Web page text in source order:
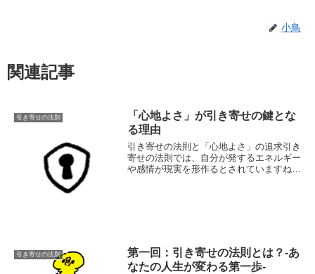
小鳥
関連記事
引き寄せの法則
「心地よさ」が引き寄せの鍵とな
る理由
引き寄せの法則と「心地よさ」の追求引き
寄せの法則では、自分が発するエネルギー
や感情が現実を形作るとされていますね。
引き寄せの法則
第一回：引き寄せの法則とは？-あ
なたの人生が変わる第一歩-